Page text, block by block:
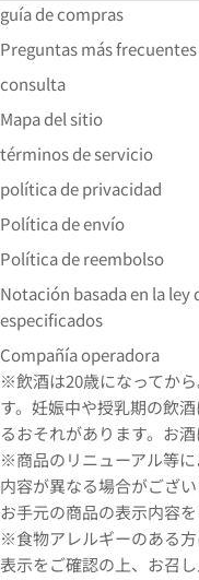
guía de compras
Preguntas más frecuentes
consulta
Mapa del sitio
términos de servicio
política de privacidad
Política de envío
Política de reembolso
Notación basada en la
especificados
Compañía operadora
※飲酒は20歳になってか
す。妊娠中や授乳期の飲
るおそれがあります。お酒
※商品のリニューアル等
内容が異なる場合がござ
お手元の商品の表示内容を
※食物アレルギーのある
表示をご確認の上、お召